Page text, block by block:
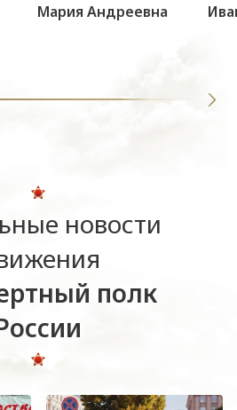
Мария Андреевна
новости
полк